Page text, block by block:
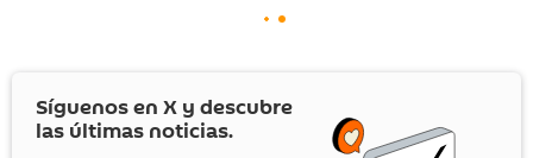
Síguenos en X y descubre
las últimas noticias.